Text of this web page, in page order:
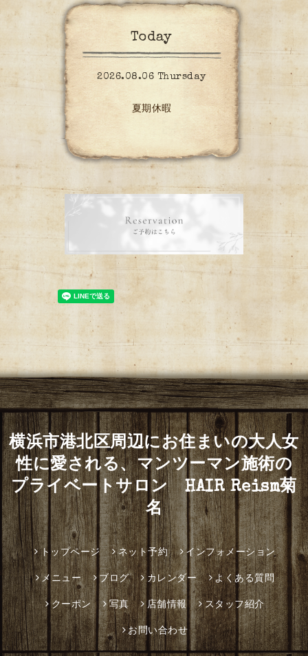
Today
2026.08.06 Thursday
夏期休暇
横浜市港北区周辺にお住まいの大人女
性に愛される、マンツーマン施術の
プライベートサロン HAIR Reism菊
名
トップページ ネット予約 インフォメーション
メニュー ブログ カレンダー よくある質問
クーポン 写真 店舗情報 スタッフ紹介
お問い合わせ